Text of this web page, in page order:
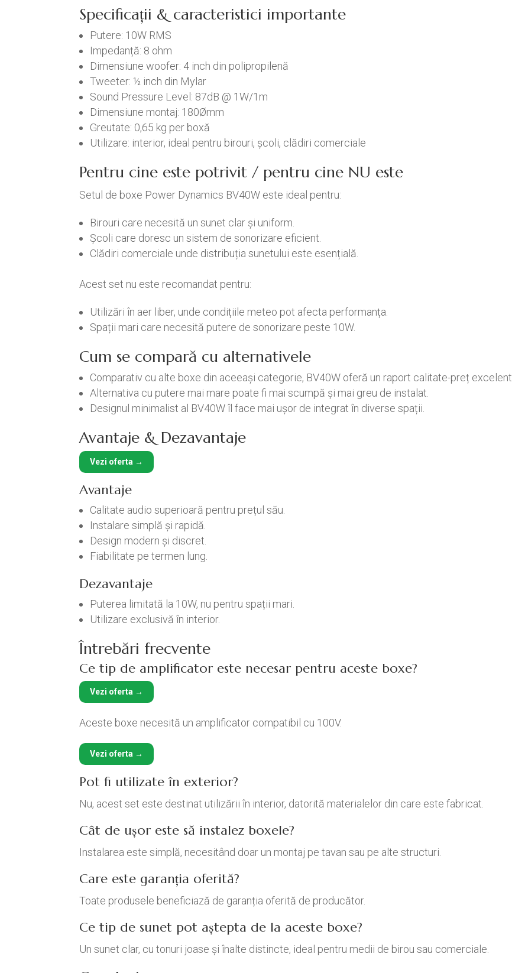
Specificații & caracteristici importante
Putere: 10W RMS
Impedanță: 8 ohm
Dimensiune woofer: 4 inch din polipropilenă
Tweeter: ½ inch din Mylar
Sound Pressure Level: 87dB @ 1W/1m
Dimensiune montaj: 180Ømm
Greutate: 0,65 kg per boxă
Utilizare: interior, ideal pentru birouri, școli, clădiri comerciale
Pentru cine este potrivit / pentru cine NU este
Setul de boxe Power Dynamics BV40W este ideal pentru:
Birouri care necesită un sunet clar și uniform.
Școli care doresc un sistem de sonorizare eficient.
Clădiri comerciale unde distribuția sunetului este esențială.
Acest set nu este recomandat pentru:
Utilizări în aer liber, unde condițiile meteo pot afecta performanța.
Spații mari care necesită putere de sonorizare peste 10W.
Cum se compară cu alternativele
Comparativ cu alte boxe din aceeași categorie, BV40W oferă un raport calitate-preț excelent.
Alternativa cu putere mai mare poate fi mai scumpă și mai greu de instalat.
Designul minimalist al BV40W îl face mai ușor de integrat în diverse spații.
Avantaje & Dezavantaje
Vezi oferta →
Avantaje
Calitate audio superioară pentru prețul său.
Instalare simplă și rapidă.
Design modern și discret.
Fiabilitate pe termen lung.
Dezavantaje
Puterea limitată la 10W, nu pentru spații mari.
Utilizare exclusivă în interior.
Întrebări frecvente
Ce tip de amplificator este necesar pentru aceste boxe?
Vezi oferta →
Aceste boxe necesită un amplificator compatibil cu 100V.
Vezi oferta →
Pot fi utilizate în exterior?
Nu, acest set este destinat utilizării în interior, datorită materialelor din care este fabricat.
Cât de ușor este să instalez boxele?
Instalarea este simplă, necesitând doar un montaj pe tavan sau pe alte structuri.
Care este garanția oferită?
Toate produsele beneficiază de garanția oferită de producător.
Ce tip de sunet pot aștepta de la aceste boxe?
Un sunet clar, cu tonuri joase și înalte distincte, ideal pentru medii de birou sau comerciale.